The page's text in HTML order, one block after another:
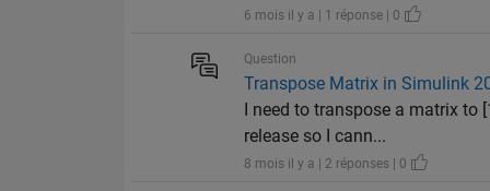
6 mois il y a | 1 réponse | 0
Question
Transpose Matrix in Simulink
I need to transpose a matrix
release so I cann...
8 mois il y a | 2 réponses | 0